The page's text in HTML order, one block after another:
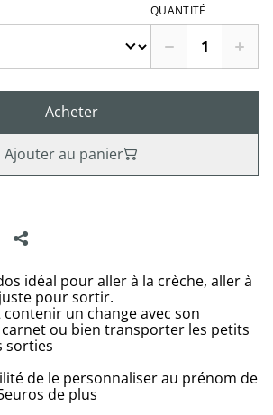
QUANTITÉ
Acheter
Ajouter au panier
idéal pour aller à la crèche, aller à
pour sortir.
contenir un change avec son
ou bien transporter les petits
sorties
de le personnaliser au prénom de
de plus